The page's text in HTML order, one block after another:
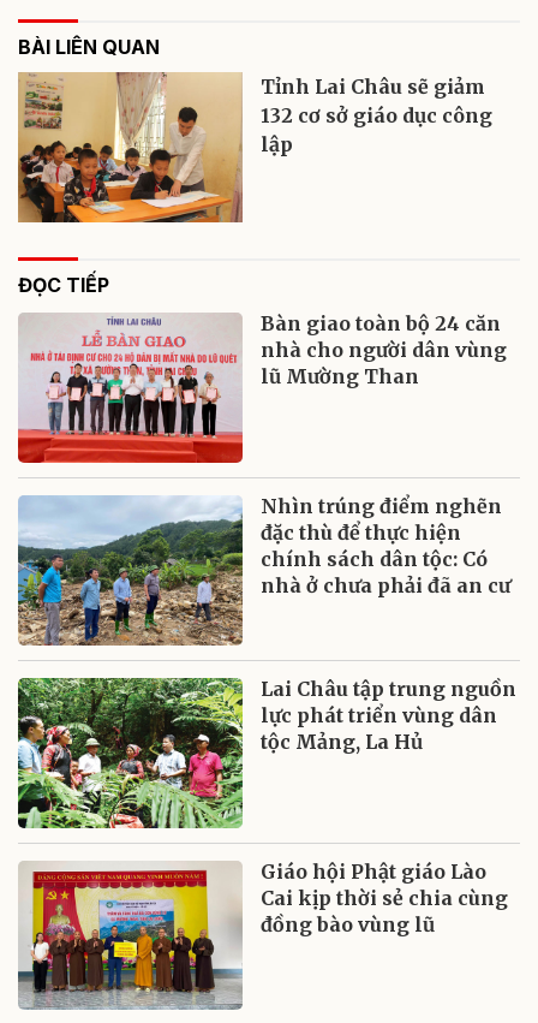
BÀI LIÊN QUAN
Tỉnh Lai Châu sẽ giảm
132 cơ sở giáo dục công
lập
ĐỌC TIẾP
Bàn giao toàn bộ 24 căn
nhà cho người dân vùng
lũ Mường Than
Nhìn trúng điểm nghẽn
đặc thù để thực hiện
chính sách dân tộc: Có
nhà ở chưa phải đã an cư
Lai Châu tập trung nguồn
lực phát triển vùng dân
tộc Mảng, La Hủ
Giáo hội Phật giáo Lào
Cai kịp thời sẻ chia cùng
đồng bào vùng lũ